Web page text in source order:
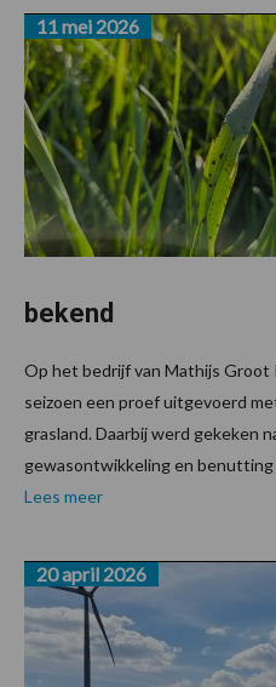
bekend
11 mei 2026
Op het bedrijf van Mathijs Groot
seizoen een proef uitgevoerd
grasland. Daarbij werd gekeken
gewasontwikkeling en benutting
Lees meer
20 april 2026